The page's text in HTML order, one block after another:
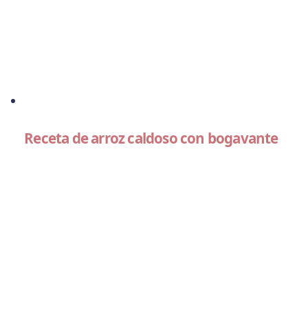
Receta de arroz caldoso con bogavante